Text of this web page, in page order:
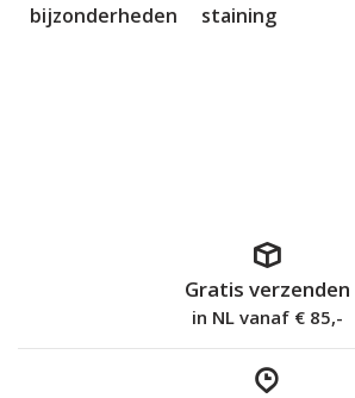
bijzonderheden
staining
Gratis verzenden
in NL vanaf € 85,-